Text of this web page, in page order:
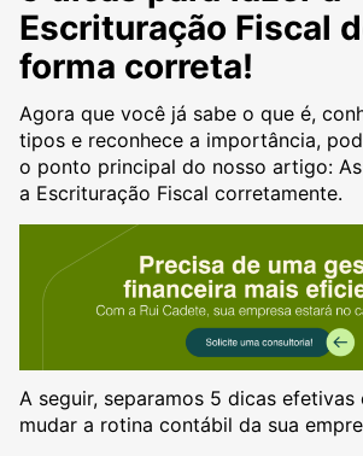
Escrituração Fiscal
forma correta!
Agora que você já sabe o que é,
tipos e reconhece a importância,
o ponto principal do nosso artigo:
a Escrituração Fiscal corretamente.
A seguir, separamos 5 dicas efetivas
mudar a rotina contábil da sua